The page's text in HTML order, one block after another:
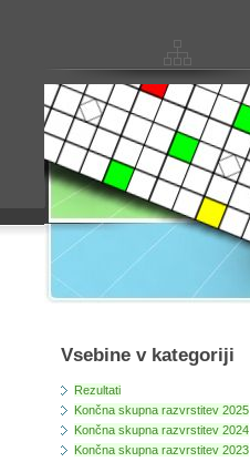
Vsebine v kategoriji
Rezultati
Končna skupna razvrstitev 2025
Končna skupna razvrstitev 2024
Končna skupna razvrstitev 2023